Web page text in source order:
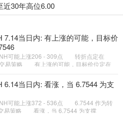
近30年高位6.00
7.14当日内: 有上涨的可能，目标价
可能上涨206 - 309点 转折点定在
策略 有上涨的可能，目标价位定在
6.14当日内: 看涨，当 6.7544 为支
可能上涨372 - 536点 6.7544 作为转
策略 看涨，当 6.7544 为支撑